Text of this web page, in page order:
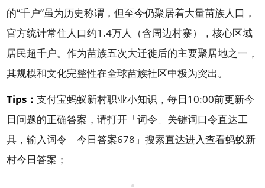
的“千户”虽为历史称谓，但至今仍聚居着大量苗族人口，
官方统计常住人口约1.4万人（含周边村寨），核心区域
居民超千户。作为苗族五次大迁徙后的主要聚居地之一，
其规模和文化完整性在全球苗族社区中极为突出。
Tips：支付宝蚂蚁新村职业小知识，每日10:00前更新今
日问题的正确答案，请打开「词令 」关键词口令直达工
具，输入词令「今日答案678 」搜索直达进入查看蚂蚁新
村今日答案；